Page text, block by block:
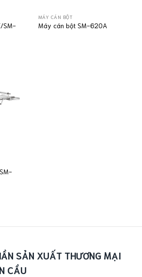
SM-
MÁY CÁN BỘT
Máy cán bột SM-620A
SẢN XUẤT THƯƠNG MẠI
CẦU